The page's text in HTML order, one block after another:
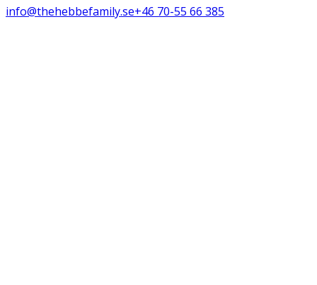
info@thehebbefamily.se+46 70-55 66 385